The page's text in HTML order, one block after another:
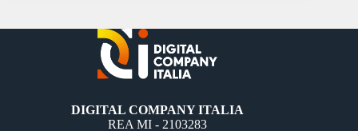
DIGITAL COMPANY ITALIA
REA MI - 2103283